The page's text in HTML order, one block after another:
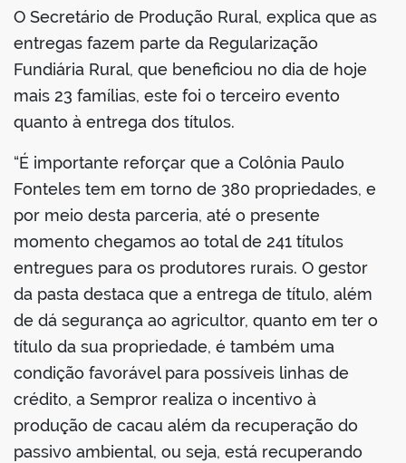
O Secretário de Produção Rural, explica que as
entregas fazem parte da Regularização
Fundiária Rural, que beneficiou no dia de hoje
mais 23 famílias, este foi o terceiro evento
quanto à entrega dos títulos.
“É importante reforçar que a Colônia Paulo
Fonteles tem em torno de 380 propriedades, e
por meio desta parceria, até o presente
momento chegamos ao total de 241 títulos
entregues para os produtores rurais. O gestor
da pasta destaca que a entrega de título, além
de dá segurança ao agricultor, quanto em ter o
título da sua propriedade, é também uma
condição favorável para possíveis linhas de
crédito, a Sempror realiza o incentivo à
produção de cacau além da recuperação do
passivo ambiental, ou seja, está recuperando